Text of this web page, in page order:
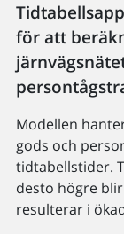
för att
Modellen
gods och
tidtabellstider.
desto högre
resulterar i